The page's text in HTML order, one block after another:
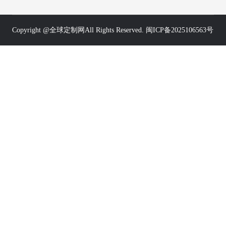
Copyright @全球定制网All Rights Reserved. 闽ICP备2025106563号